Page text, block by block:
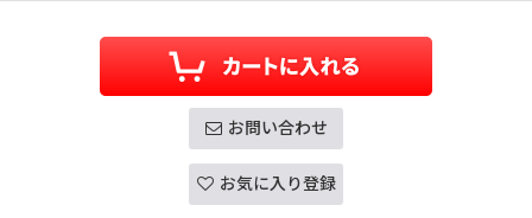
お問い合わせ
お気に入り登録